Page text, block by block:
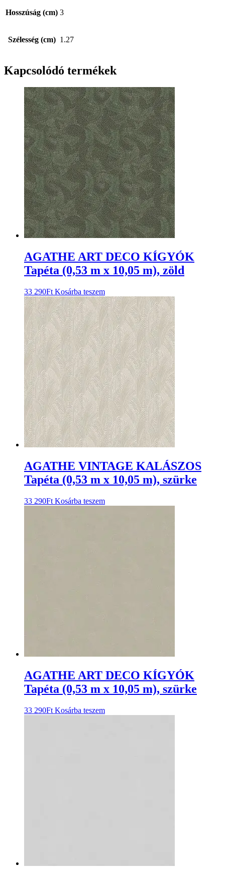
Hosszúság (cm) 3
Szélesség (cm) 1.27
Kapcsolódó termékek
AGATHE ART DECO KÍGYÓK
Tapéta (0,53 m x 10,05 m), zöld
33 290Ft Kosárba teszem
AGATHE VINTAGE KALÁSZOS
Tapéta (0,53 m x 10,05 m), szürke
33 290Ft Kosárba teszem
AGATHE ART DECO KÍGYÓK
Tapéta (0,53 m x 10,05 m), szürke
33 290Ft Kosárba teszem